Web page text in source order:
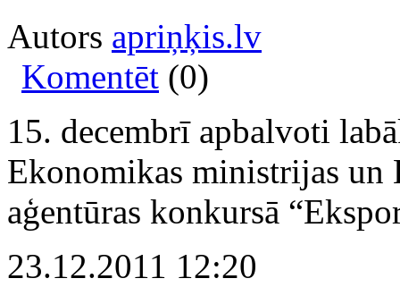
Autors apriņķis.lv
Komentēt (0)
15. decembrī apbalvoti
Ekonomikas ministrijas
aģentūras konkursā
23.12.2011 12:20